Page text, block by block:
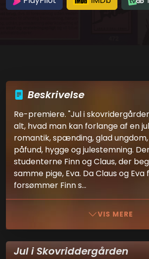
Beskrivelse
Re-premiere. "Jul i
alt, hvad man kan forlange af en
romantik, spænding, glad
påfund, hygge og julestemning.
studenterne Finn og Claus, der
samme pige, Eva. Da Claus og
forsømmer Finn s...
VIS MERE
Jul i Skovriddergården